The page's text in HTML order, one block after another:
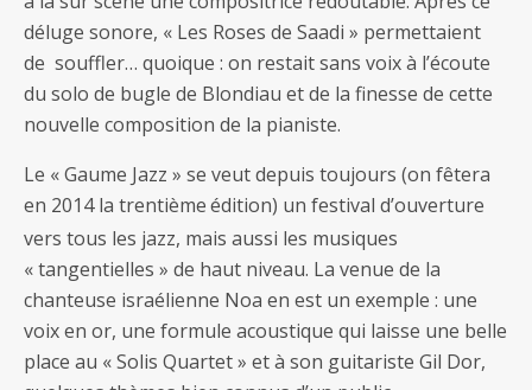
déluge sonore, « Les Roses de Saadi » permettaient
de souffler… quoique : on restait sans voix à l’écoute
du solo de bugle de Blondiau et de la finesse de cette
nouvelle composition de la pianiste.
Le « Gaume Jazz » se veut depuis toujours (on fêtera
en 2014 la trentièmeédition) un festival d’ouverture
vers tous les jazz, mais aussi les musiques
« tangentielles » de haut niveau. La venue de la
chanteuse israélienne Noa en est un exemple : une
voix en or, une formule acoustique qui laisse une belle
place au « Solis Quartet » et à son guitariste Gil Dor,